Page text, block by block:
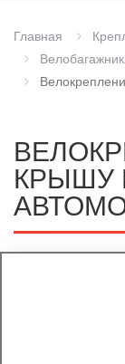
Главная
КРЫШУ